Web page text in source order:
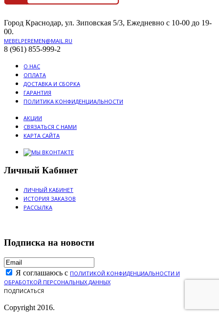
Город Краснодар, ул. Зиповская 5/3, Ежедневно с 10-00 до 19-
00.
MEBELPEREMEN@MAIL.RU
8 (961) 855-999-2
О НАС
ОПЛАТА
ДОСТАВКА И СБОРКА
ГАРАНТИЯ
ПОЛИТИКА КОНФИДЕНЦИАЛЬНОСТИ
АКЦИИ
СВЯЗАТЬСЯ С НАМИ
КАРТА САЙТА
Личный Кабинет
ЛИЧНЫЙ КАБИНЕТ
ИСТОРИЯ ЗАКАЗОВ
РАССЫЛКА
Подписка на новости
Я соглашаюсь с ПОЛИТИКОЙ КОНФИДЕНЦИАЛЬНОСТИ И
ОБРАБОТКОЙ ПЕРСОНАЛЬНЫХ ДАННЫХ
ПОДПИСАТЬСЯ
Copyright 2016.